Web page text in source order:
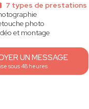
7 types de prestations
photo
et montage
UN MESSAGE
sous 48 heures